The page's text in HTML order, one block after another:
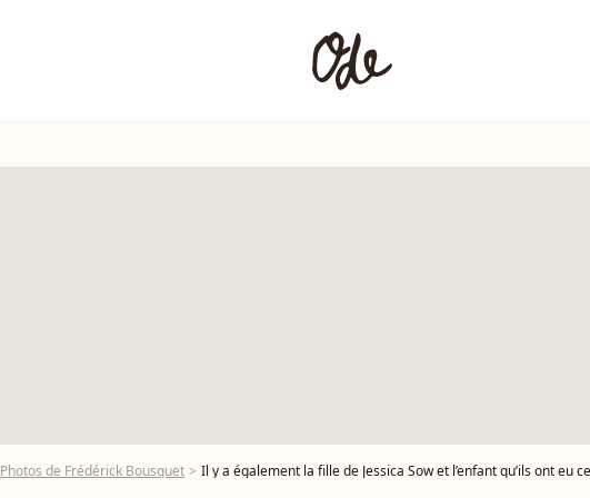
Photos de Frédérick Bousquet Il y a également la fille de Jessica Sow et l’enfant qu’ils ont eu cette année avec l’ex de Laure Manaudou Exclusif - Frédérick Bousquet - Générale du chanteur Amir Haddad, seul-en-